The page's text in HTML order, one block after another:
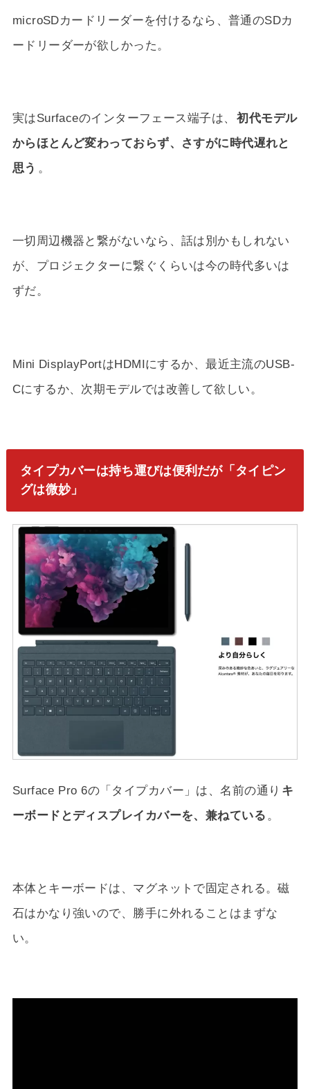
microSDカードリーダーを付けるなら、普通のSDカ
ードリーダーが欲しかった。
実はSurfaceのインターフェース端子は、 初代モデル
からほとんど変わっておらず、さすがに時代遅れと
思う 。
一切周辺機器と繋がないなら、話は別かもしれない
が、プロジェクターに繋ぐくらいは今の時代多いは
ずだ。
Mini DisplayPortはHDMIにするか、最近主流のUSB-
Cにするか、次期モデルでは改善して欲しい。
タイプカバーは持ち運びは便利だが「タイピン
グは微妙」
Surface Pro 6の「タイプカバー」は、名前の通り キ
ーボードとディスプレイカバーを、兼ねている 。
本体とキーボードは、マグネットで固定される。磁
石はかなり強いので、勝手に外れることはまずな
い。